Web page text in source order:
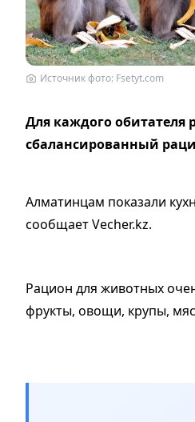
Источник фото: Fsetyt.com
Для каждого обитателя
сбалансированный
Алматинцам показали
сообщает Vecher.kz.
Рацион для животных
фрукты, овощи, крупы,